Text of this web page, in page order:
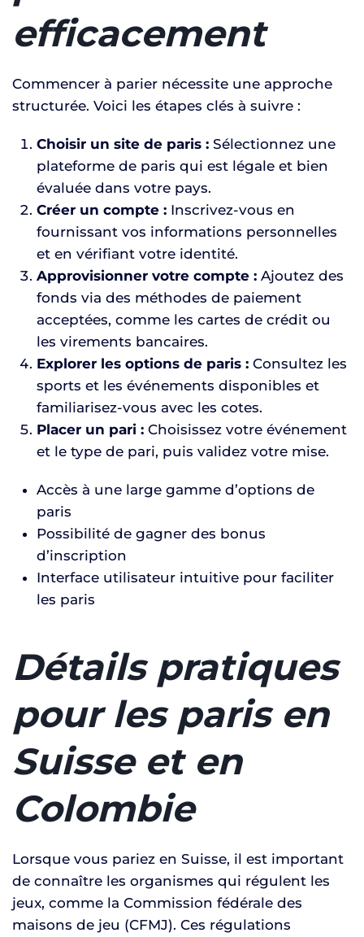
efficacement
Commencer à parier nécessite une approche
structurée. Voici les étapes clés à suivre :
Choisir un site de paris : Sélectionnez une
plateforme de paris qui est légale et bien
évaluée dans votre pays.
Créer un compte : Inscrivez-vous en
fournissant vos informations personnelles
et en vérifiant votre identité.
Approvisionner votre compte : Ajoutez des
fonds via des méthodes de paiement
acceptées, comme les cartes de crédit ou
les virements bancaires.
Explorer les options de paris : Consultez les
sports et les événements disponibles et
familiarisez-vous avec les cotes.
Placer un pari : Choisissez votre événement
et le type de pari, puis validez votre mise.
Accès à une large gamme d’options de
paris
Possibilité de gagner des bonus
d’inscription
Interface utilisateur intuitive pour faciliter
les paris
Détails pratiques
pour les paris en
Suisse et en
Colombie
Lorsque vous pariez en Suisse, il est important
de connaître les organismes qui régulent les
jeux, comme la Commission fédérale des
maisons de jeu (CFMJ). Ces régulations